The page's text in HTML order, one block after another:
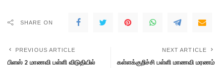
SHARE ON
PREVIOUS ARTICLE
பிளஸ் 2 மாணவி பள்ளி விடுதியில்
NEXT ARTICLE
கள்ளக்குறிச்சி பள்ளி மாணவி மரணம்